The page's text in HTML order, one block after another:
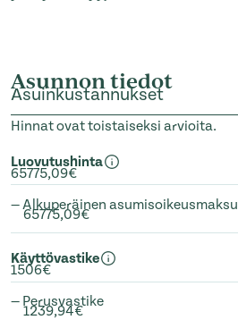
Asunnon tiedot
Asuinkustannukset
Hinnat ovat toistaiseksi arvioita.
Luovutushinta
65775,09€
— Alkuperäinen asumisoikeusmaksu
65775,09€
Käyttövastike
1506€
— Perusvastike
1239,94€